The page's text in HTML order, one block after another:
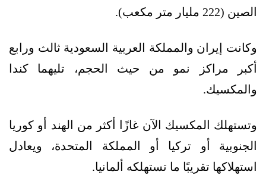
الصين (222 مليار متر مكعب).
وكانت إيران والمملكة العربية السعودية ثالث ورابع
أكبر مراكز نمو من حيث الحجم، تليهما كندا
والمكسيك.
وتستهلك المكسيك الآن غازًا أكثر من الهند أو كوريا
الجنوبية أو تركيا أو المملكة المتحدة، ويعادل
استهلاكها تقريبًا ما تستهلكه ألمانيا.